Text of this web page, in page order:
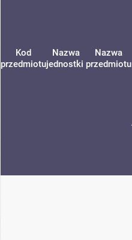
Kod
przedmiotu
Nazwa
jednostki
Nazwa
przedmiotu